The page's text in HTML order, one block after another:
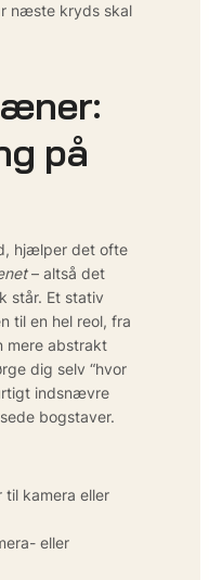
næste kryds skal
på
hjælper det ofte
– altså det
står. Et stativ
til en hel reol, fra
mere abstrakt
dig selv “hvor
indsnævre
bogstaver.
til kamera eller
eller